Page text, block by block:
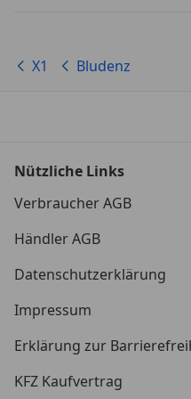
X1 Bludenz
Nützliche Links
Verbraucher AGB
Händler AGB
Datenschutzerklärung
Impressum
Erklärung zur
KFZ Kaufvertrag